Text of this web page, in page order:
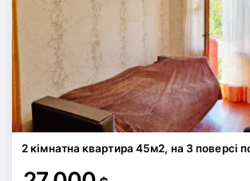
2 кімнатна квартира 45м2, на 3 поверсі